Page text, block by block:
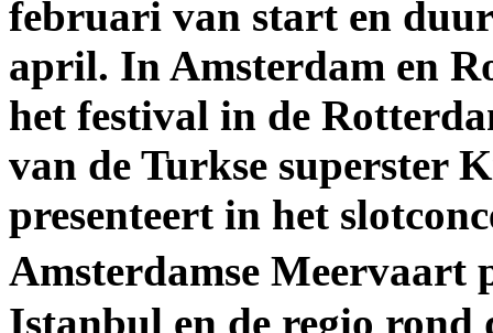
februari van start en
april. In Amsterdam en
het festival in de
van de Turkse superster
presenteert in het
Amsterdamse
Istanbul en de regio rond